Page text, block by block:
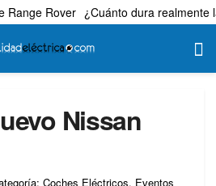
Range Rover ¿Cuánto dura realmente
Nissan
Coches Eléctricos, Eventos